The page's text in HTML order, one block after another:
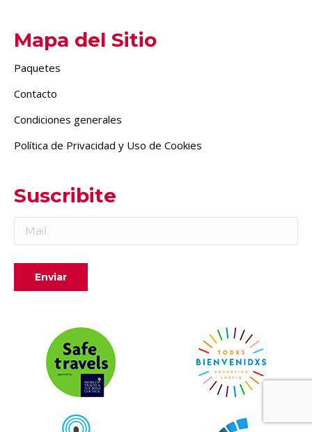
Mapa del Sitio
Paquetes
Contacto
Condiciones generales
Política de Privacidad y Uso de Cookies
Suscribite